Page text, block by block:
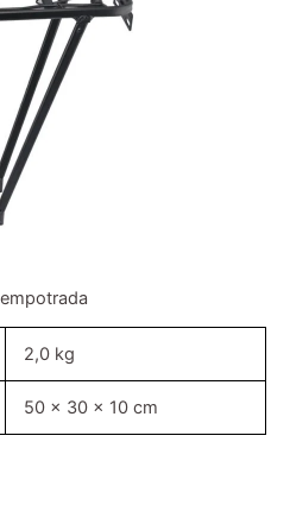
2,0 kg
50 × 30 × 10 cm